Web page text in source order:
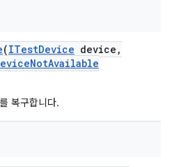
(ITestDevice device ,
NotAvailable
복구합니다.